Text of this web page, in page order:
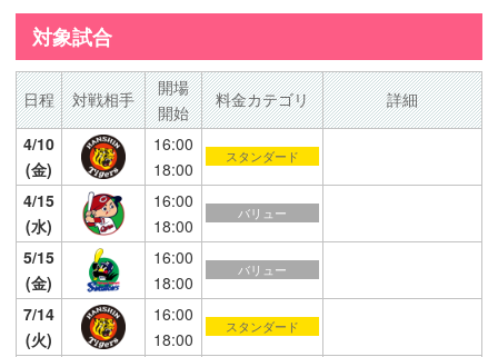
対象試合
日程 対戦相手
開場
開始
料金カテゴリ
詳細
4/10
(金)
16:00
18:00
スタンダード
4/15
(水)
16:00
18:00
バリュー
5/15
(金)
16:00
18:00
バリュー
7/14
(火)
16:00
18:00
スタンダード